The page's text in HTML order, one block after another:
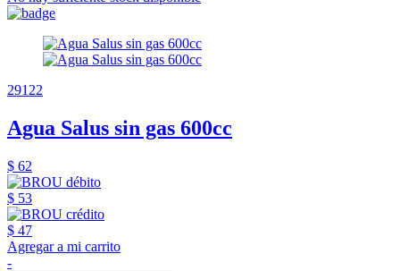
29122
Agua Salus sin gas 600cc
$ 62
$ 53
$ 47
Agregar a mi carrito
-